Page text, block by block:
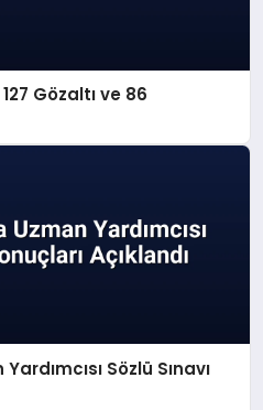
Gözaltı ve 86
Sözlü Sınavı